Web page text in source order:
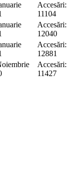
Accesări:
11104
Accesări:
12040
Accesări:
12881
Accesări:
11427